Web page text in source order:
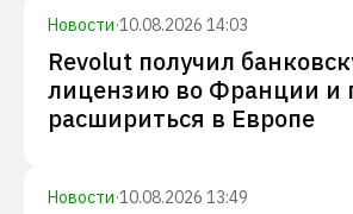
Новости·10.08.2026 14:03
Revolut получил
лицензию во Франции и
расшириться в Европе
Новости·10.08.2026 13:49